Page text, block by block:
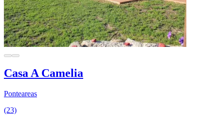
Casa A Camelia
Ponteareas
(23)